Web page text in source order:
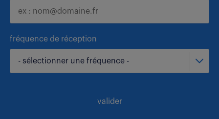
fréquence de réception
- sélectionner une fréquence -
valider